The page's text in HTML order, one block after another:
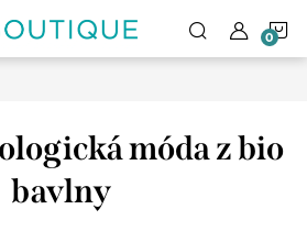
móda z bio
bavlny